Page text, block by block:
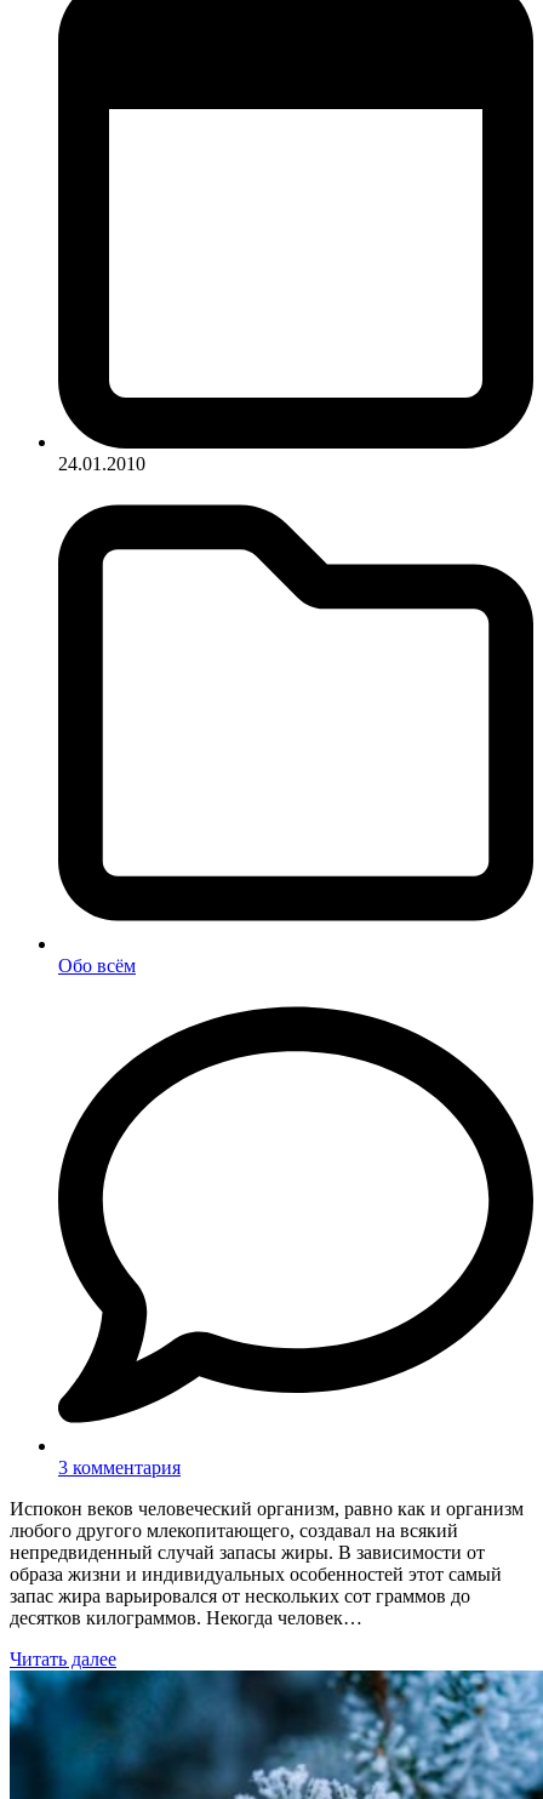
24.01.2010
Обо всём
3 комментария
Испокон веков человеческий организм, равно как и организм
любого другого млекопитающего, создавал на всякий
непредвиденный случай запасы жиры. В зависимости от
образа жизни и индивидуальных особенностей этот самый
запас жира варьировался от нескольких сот граммов до
десятков килограммов. Некогда человек…
Читать далее